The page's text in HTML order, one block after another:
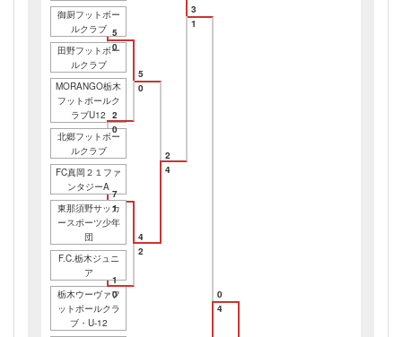
3
御厨フットボー
ルクラブ 5
田野フットボー
ルクラブ
0
5
MORANGO栃木
フットボールク
ラブU12 2
北郷フットボー
ルクラブ
0
0
2
FC真岡２１ファ
ンタジーA
7
東那須野サッカ
ースポーツ少年
団
1
4
F.C.栃木ジュニ
ア
1
栃木ウーヴァフ
ットボールクラ
ブ・U-12
0
2
4
1
0
4